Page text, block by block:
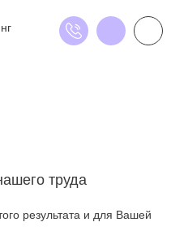
труда
результата и для Вашей